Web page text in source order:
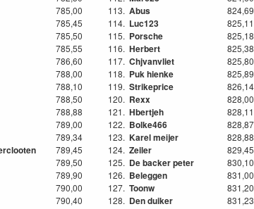
785,00
785,45
785,50
785,55
786,60
788,00
788,10
788,50
788,88
789,00
789,34
789,45
789,50
789,90
790,00
790,40
113. Abus
824,69
114. Luc123
825,11
115. Porsche
825,18
116. Herbert
825,38
117. Chjvanvliet
825,80
118. Puk hienke
825,89
119. Strikeprice
826,14
120. Rexx
828,00
121. Hbertjeh
828,11
122. Bolke466
828,87
123. Karel meijer
828,88
124. Zeiler
829,45
125. De backer peter
830,10
126. Beleggen
831,00
127. Toonw
831,20
128. Den duiker
831,23